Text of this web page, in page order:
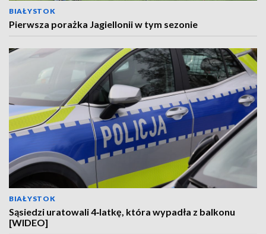
BIAŁYSTOK
Pierwsza porażka Jagiellonii w tym sezonie
BIAŁYSTOK
Sąsiedzi uratowali 4‑latkę, która wypadła z balkonu
[WIDEO]